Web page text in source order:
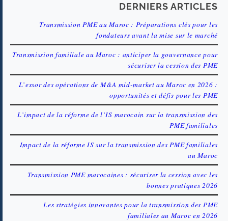
DERNIERS ARTICLES
Transmission PME au Maroc : Préparations clés pour les
fondateurs avant la mise sur le marché
Transmission familiale au Maroc : anticiper la gouvernance pour
sécuriser la cession des PME
L’essor des opérations de M&A mid-market au Maroc en 2026 :
opportunités et défis pour les PME
L’impact de la réforme de l’IS marocain sur la transmission des
PME familiales
Impact de la réforme IS sur la transmission des PME familiales
au Maroc
Transmission PME marocaines : sécuriser la cession avec les
bonnes pratiques 2026
Les stratégies innovantes pour la transmission des PME
familiales au Maroc en 2026